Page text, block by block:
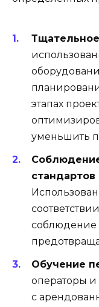
этапах
уменьшить
стандартов
соблюдение
Обучение
операторы
с